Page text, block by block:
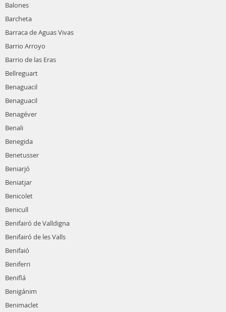
Balones
Barcheta
Barraca de Aguas Vivas
Barrio Arroyo
Barrio de las Eras
Bellreguart
Benaguacil
Benaguacil
Benagéver
Benali
Benegida
Benetusser
Beniarjó
Beniatjar
Benicolet
Benicull
Benifairó de Valldigna
Benifairó de les Valls
Benifaió
Beniferri
Beniflá
Benigánim
Benimaclet